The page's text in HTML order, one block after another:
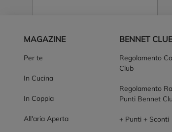
MAGAZINE
Per te
In Cucina
In Coppia
All'aria Aperta
BENNET
Regolamento
Club
Regolamento
Punti Bennet
+ Punti + Sconti